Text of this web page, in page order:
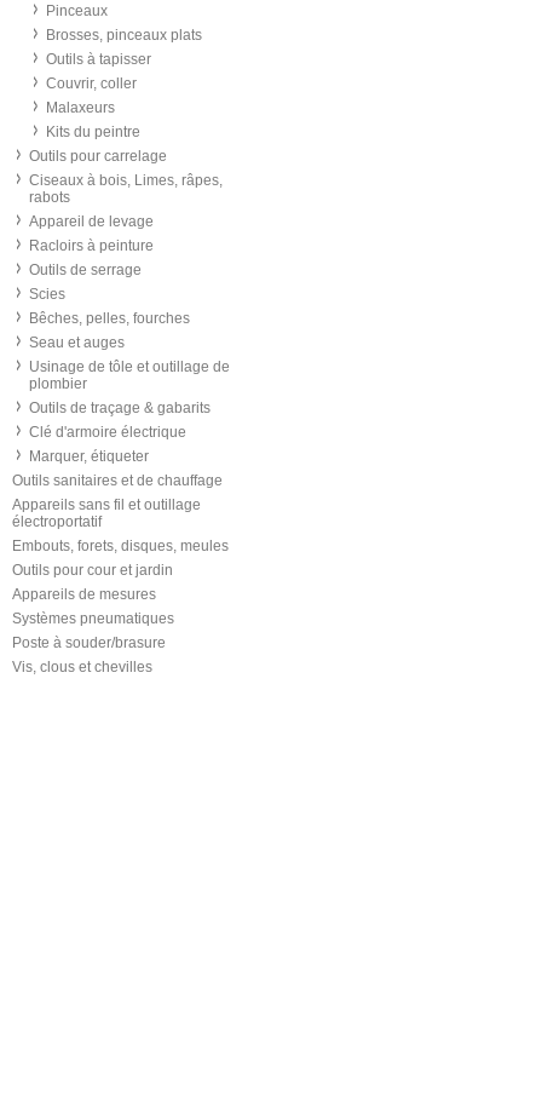
Pinceaux
Brosses, pinceaux plats
Outils à tapisser
Couvrir, coller
Malaxeurs
Kits du peintre
Outils pour carrelage
Ciseaux à bois, Limes, râpes,
rabots
Appareil de levage
Racloirs à peinture
Outils de serrage
Scies
Bêches, pelles, fourches
Seau et auges
Usinage de tôle et outillage de
plombier
Outils de traçage & gabarits
Clé d'armoire électrique
Marquer, étiqueter
Outils sanitaires et de chauffage
Appareils sans fil et outillage
électroportatif
Embouts, forets, disques, meules
Outils pour cour et jardin
Appareils de mesures
Systèmes pneumatiques
Poste à souder/brasure
Vis, clous et chevilles